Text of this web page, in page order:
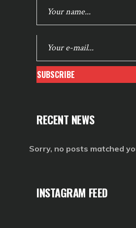
SUBSCRIBE
RECENT NEWS
Sorry, no posts matched
INSTAGRAM FEED